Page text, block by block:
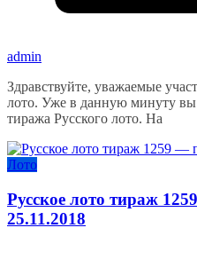
admin
Здравствуйте, уважаемые
лото. Уже в данную минуту вы
тиража Русского лото. На
Лото
Русское лото тираж
25.11.2018